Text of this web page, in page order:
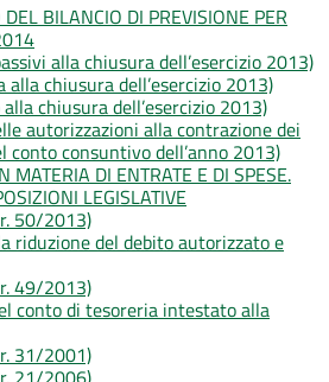
BILANCIO DI PREVISIONE PER
alla chiusura dell’esercizio 2013)
alla chiusura dell’esercizio 2013)
chiusura dell’esercizio 2013)
autorizzazioni alla contrazione dei
consuntivo dell’anno 2013)
MATERIA DI ENTRATE E DI SPESE.
LEGISLATIVE
50/2013)
riduzione del debito autorizzato e
49/2013)
conto di tesoreria intestato alla
31/2001)